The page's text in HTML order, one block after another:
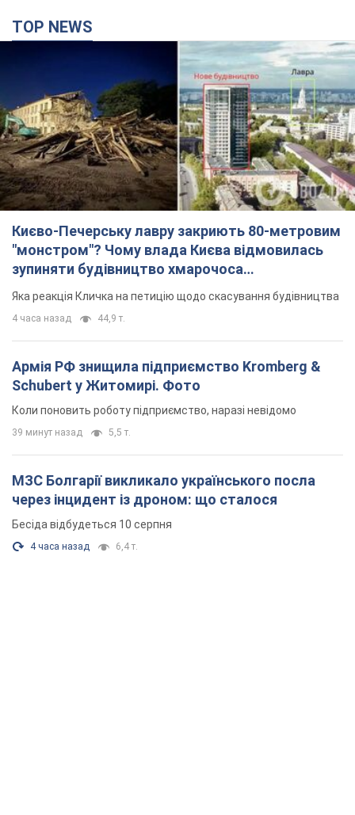
TOP NEWS
Києво-Печерську лавру закриють 80-метровим
"монстром"? Чому влада Києва відмовилась
зупиняти будівництво хмарочоса
"московського вірянина"
Яка реакція Кличка на петицію щодо скасування будівництва
4 часа назад 44,9 т.
Армія РФ знищила підприємство Kromberg &
Schubert у Житомирі. Фото
Коли поновить роботу підприємство, наразі невідомо
39 минут назад 5,5 т.
МЗС Болгарії викликало українського посла
через інцидент із дроном: що сталося
Бесіда відбудеться 10 серпня
4 часа назад 6,4 т.